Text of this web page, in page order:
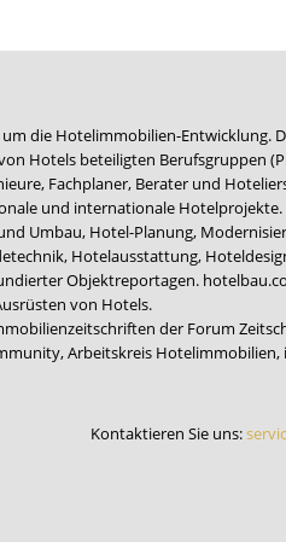
die Hotelimmobilien-Entwicklung.
Hotels beteiligten Berufsgruppen
Fachplaner, Berater und
und internationale
Umbau, Hotel-Planung,
Hotelausstattung,
Objektreportagen.
von Hotels.
der Forum
,Arbeitskreis Hotelimmobilien,
Kontaktieren Sie uns: